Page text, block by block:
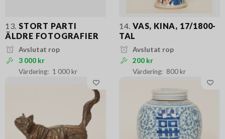
13. STORT PARTI
ÄLDRE FOTOGRAFIER
Avslutat rop
3 000 kr
1 000 kr
14. VAS, KINA, 17/1800-
TAL
Avslutat rop
200 kr
800 kr